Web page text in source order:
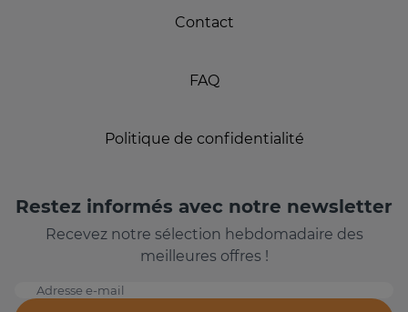
Contact
FAQ
Politique de confidentialité
Restez informés avec notre newsletter
Recevez notre sélection hebdomadaire des
meilleures offres !
Adresse e-mail